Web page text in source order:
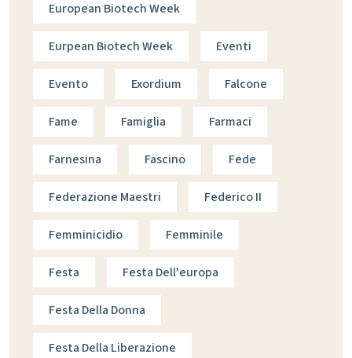
European Biotech Week
Eurpean Biotech Week Eventi
Evento Exordium Falcone
Fame Famiglia Farmaci
Farnesina Fascino Fede
Federazione Maestri Federico II
Femminicidio Femminile
Festa Festa Dell'europa
Festa Della Donna
Festa Della Liberazione